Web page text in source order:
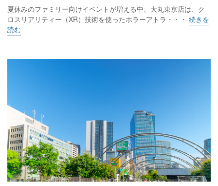
夏休みのファミリー向けイベントが増える中、大丸東京店は、ク
ロスリアリティー（XR）技術を使ったホラーアトラ・・・ 続きを
読む